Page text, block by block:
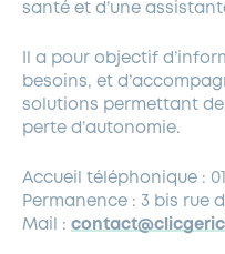
santé et d’une
Il a pour objectif
besoins, et
solutions permettant
perte d’autonomie.
Accueil téléphonique : 01
Permanence : 3 bis rue
Mail :